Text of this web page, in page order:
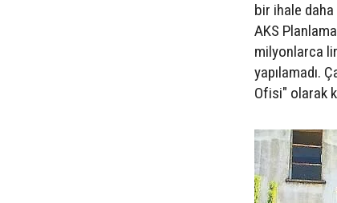
bir ihale daha
AKS
milyonlarca
yapılamadı.
Ofisi" olarak